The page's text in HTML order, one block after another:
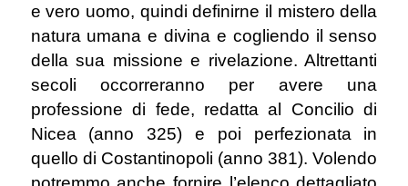
e vero uomo, quindi definirne il mistero della
natura umana e divina e cogliendo il senso
della sua missione e rivelazione. Altrettanti
secoli occorreranno per avere una
professione di fede, redatta al Concilio di
Nicea (anno 325) e poi perfezionata in
quello di Costantinopoli (anno 381). Volendo